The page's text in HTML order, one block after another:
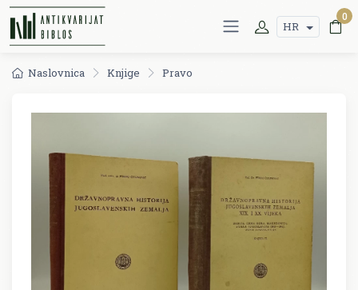
HR
0
Naslovnica Knjige Pravo